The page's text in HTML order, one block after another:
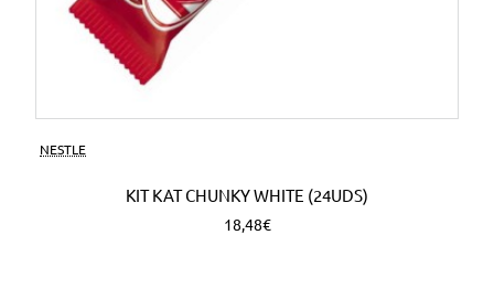
NESTLE
KIT KAT CHUNKY WHITE (24UDS)
18,48€